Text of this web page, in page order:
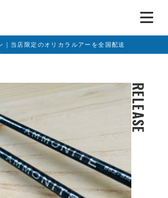
｜当店限定のオリカラルアーを全国配送
RELEASE